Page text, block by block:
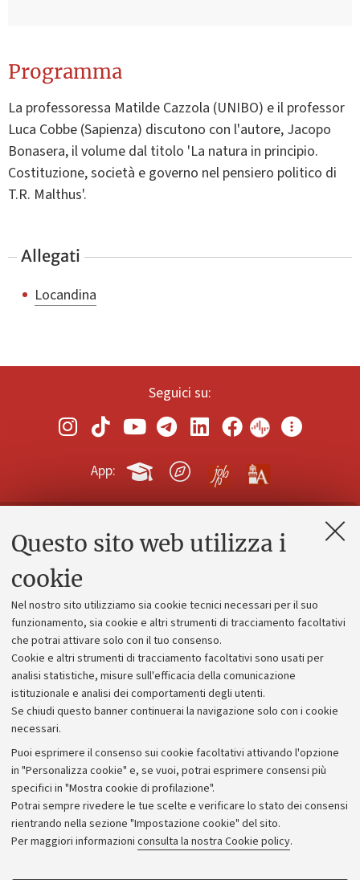
Questo sito web utilizza i
cookie
Nel nostro sito utilizziamo sia cookie tecnici necessari per il suo
funzionamento, sia cookie e altri strumenti di tracciamento facoltativi
che potrai attivare solo con il tuo consenso.
Cookie e altri strumenti di tracciamento facoltativi sono usati per
analisi statistiche, misure sull'efficacia della comunicazione
istituzionale e analisi dei comportamenti degli utenti.
Se chiudi questo banner continuerai la navigazione solo con i cookie
necessari.
Puoi esprimere il consenso sui cookie facoltativi attivando l'opzione
in "Personalizza cookie" e, se vuoi, potrai esprimere consensi più
specifici in "Mostra cookie di profilazione".
Potrai sempre rivedere le tue scelte e verificare lo stato dei consensi
rientrando nella sezione "Impostazione cookie" del sito.
Per maggiori informazioni consulta la nostra Cookie policy.
Programma
La professoressa Matilde Cazzola (UNIBO) e il professor
Luca Cobbe (Sapienza) discutono con l'autore, Jacopo
Bonasera, il volume dal titolo 'La natura in principio.
Costituzione, società e governo nel pensiero politico di
T.R. Malthus'.
Allegati
Locandina
Seguici su:
App:
Contatti e PEC
Alumni community
Piano strategico
Bilanci
Donazioni e 5x1000
Bandi, gare e concorsi
Albo online
Amministrazione trasparente
Atti di notifica
Informazioni sul sito e accessibilità